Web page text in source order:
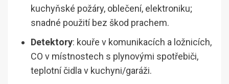
kuchyňské požáry, oblečení, elektroniku;
snadné použití bez škod prachem.
Detektory: kouře v komunikacích a ložnicích,
CO v místnostech s plynovými spotřebiči,
teplotní čidla v kuchyni/garáži.